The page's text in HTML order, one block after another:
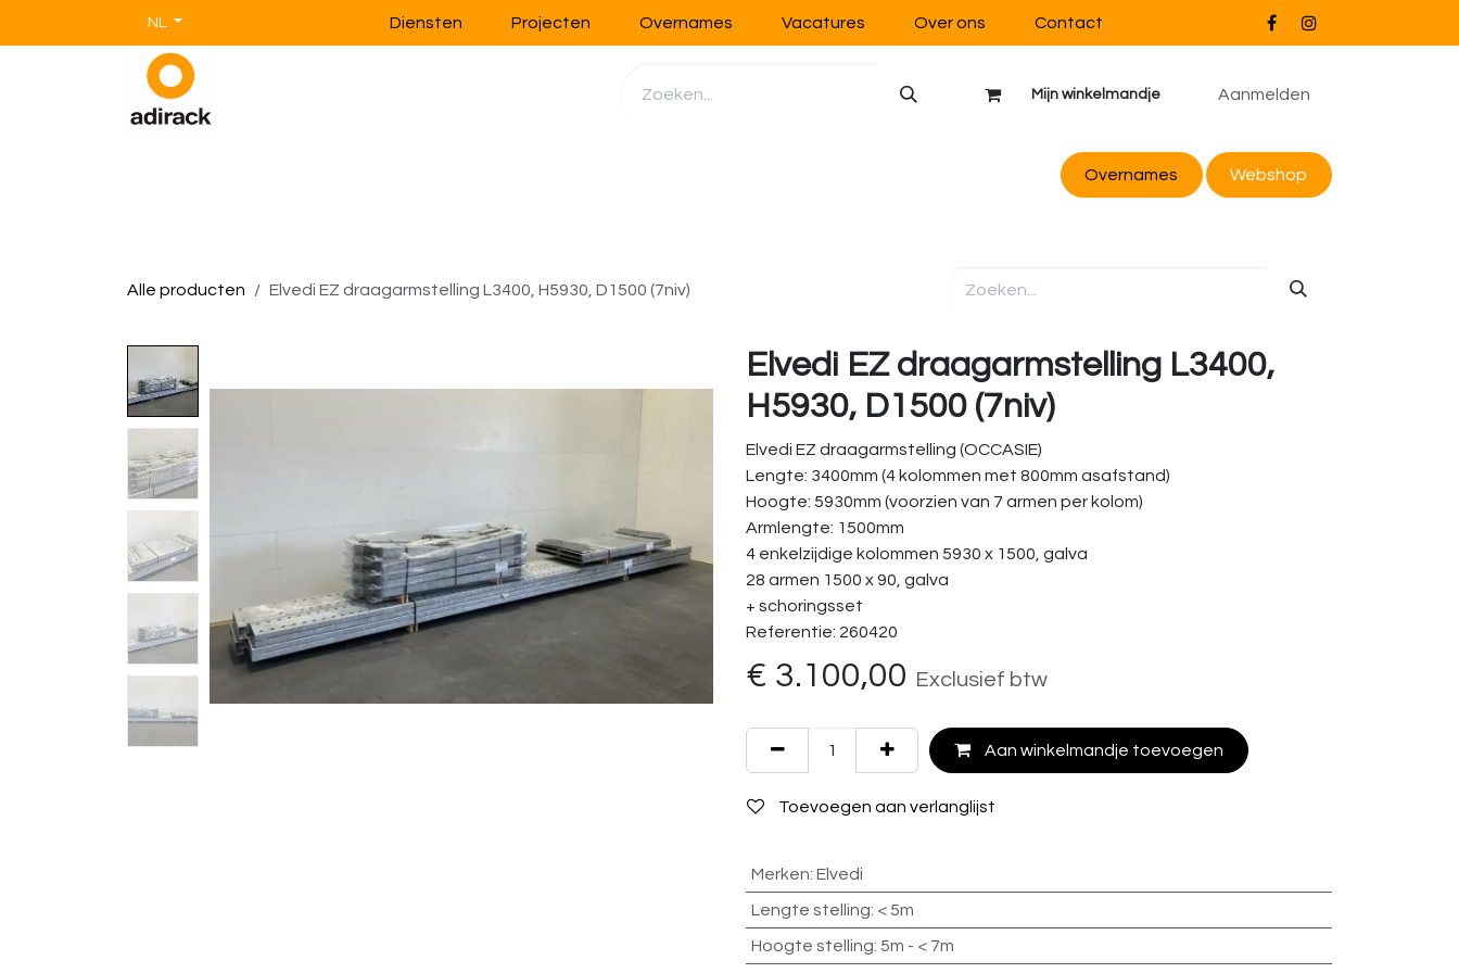
NL Diensten Projecten Overnames Vacatures Over ons Contact
Mijn winkelmandje Aanmelden
Overnames Webshop
Alle producten Elvedi EZ draagarmstelling L3400, H5930, D1500 (7niv)
Elvedi EZ draagarmstelling L3400,
H5930, D1500 (7niv)
Elvedi EZ draagarmstelling (OCCASIE)
Lengte: 3400mm (4 kolommen met 800mm asafstand)
Hoogte: 5930mm (voorzien van 7 armen per kolom)
Armlengte: 1500mm
4 enkelzijdige kolommen 5930 x 1500, galva
28 armen 1500 x 90, galva
+ schoringsset
Referentie: 260420
€ 3.100,00 Exclusief btw
Aan winkelmandje toevoegen
Toevoegen aan verlanglijst
Merken: Elvedi
Lengte stelling: < 5m
Hoogte stelling: 5m - < 7m